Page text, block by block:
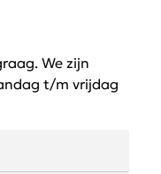
We zijn
t/m vrijdag